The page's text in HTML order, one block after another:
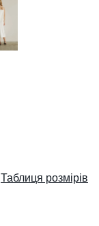
Таблиця розмірів